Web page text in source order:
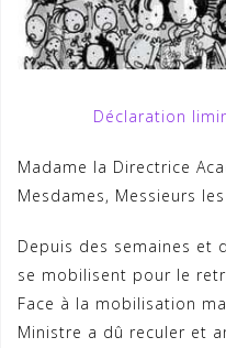
Déclaration
Madame la Directrice
Mesdames, Messieurs
Depuis des semaines et
se mobilisent pour le
Face à la mobilisation
Ministre a dû reculer et